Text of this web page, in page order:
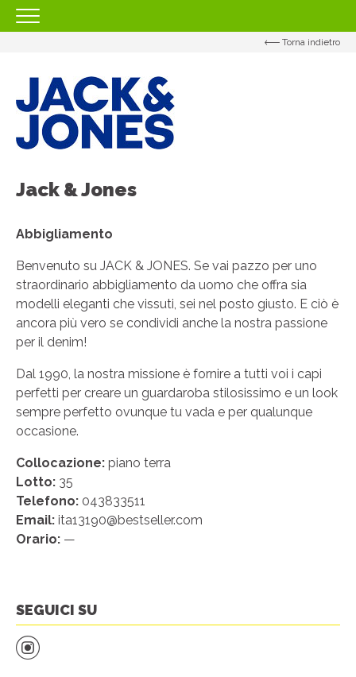
IL CENTRO
ORARI
COME RAGGIUNGERCI
EVENTI
SERVIZI
IL TUO BUSINESS AL CENTRO
CONTATTI
Torna indietro
Jack & Jones
Abbigliamento
Benvenuto su JACK & JONES. Se vai pazzo per uno
straordinario abbigliamento da uomo che offra sia
modelli eleganti che vissuti, sei nel posto giusto. E ciò è
ancora più vero se condividi anche la nostra passione
per il denim!
Dal 1990, la nostra missione è fornire a tutti voi i capi
perfetti per creare un guardaroba stilosissimo e un look
sempre perfetto ovunque tu vada e per qualunque
occasione.
Collocazione: piano terra
Lotto: 35
Telefono: 043833511
Email: ita13190@bestseller.com
Orario: —
SEGUICI SU